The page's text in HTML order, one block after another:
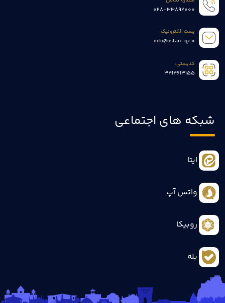
028-33892000
پست الکترونیک:
info@ostan-qz.ir
کدپستی:
3414613155
شبکه های اجتماعی
ایتا
واتس آپ
روبیکا
بله